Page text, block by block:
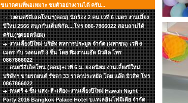
ขนาดคนที่พอเหมาะ ชมตัวอย่างงานได้ ครับ...
วงดนตรีอีเลคโทนฯ(คอม) นักร้อง 2 คน เวที 6 เมตร งานเลี้ยง
ปีใหม่ 2566 สนุกกันเต็มพิกัด....โทร 086-7866022 สอบถามได้
ครับ.(ชุดยอดนิยม)
งานเลี้ยงปีใหม่ บริษัท สหการประมูล จำกัด (มหาชน) เวที 6
เมตร กับ วงดนตรี 3 ชิ้น โดย ทีมงานแอ๊ด มิวสิค โทร
0867866022
ดนตรีอีเล็คโทน (คอม)+เวที 6 ม. ยอดนิยม งานเลี้ยงปีใหม่
บริษัทฯ ขายรถยนต์ รัชดา 33 ราคาประหยัด โดย แอ๊ด มิวสิค โทร
0867866022
ดนตรี 4 ชิ้น แสง+สี+เสียง+งานเลี้ยงปีใหม่ Hawali Night
Party 2016 Bangkok Palace Hotel บ.เทเลอินโฟมีเดีย จำกัด